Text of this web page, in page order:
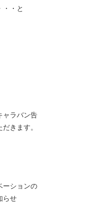
・・と
ャラバン告
きます。
ーションの
らせ